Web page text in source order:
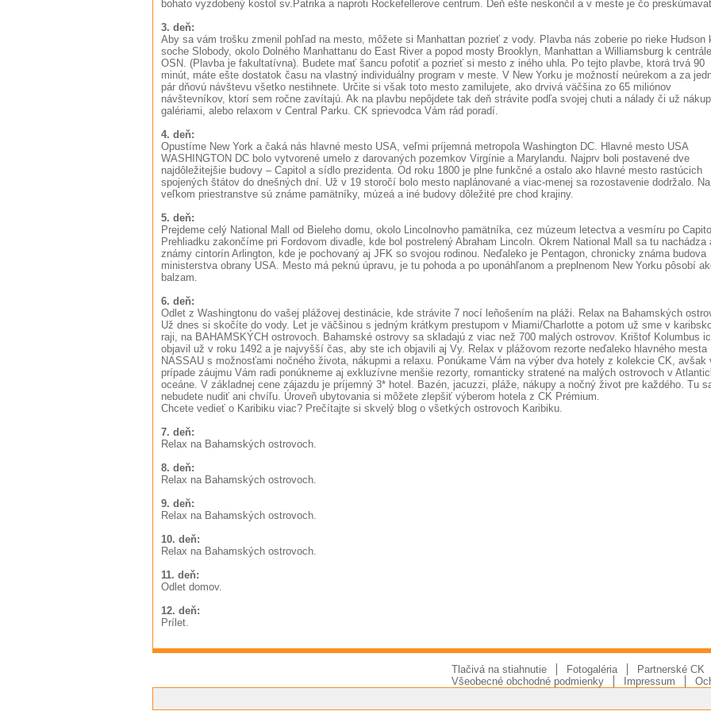
bohato vyzdobený kostol sv.Patrika a naproti Rockefellerove centrum. Deň ešte neskončil a v meste je čo
3. deň:
Aby sa vám trošku zmenil pohľad na mesto, môžete si Manhattan pozrieť z vody. Plavba nás zoberie po rieke Hudson
soche Slobody, okolo Dolného Manhattanu do East River a popod mosty Brooklyn, Manhattan a Williamsburg k centrále
OSN. (Plavba je fakultatívna). Budete mať šancu pofotiť a pozrieť si mesto z iného uhla. Po tejto plavbe, ktorá trvá 90
minút, máte ešte dostatok času na vlastný individuálny program v meste. V New Yorku je možností neúrekom a za
pár dňovú návštevu všetko nestihnete. Určite si však toto mesto zamilujete, ako drvivá väčšina zo 65 miliónov
návštevníkov, ktorí sem ročne zavítajú. Ak na plavbu nepôjdete tak deň strávite podľa svojej chuti a nálady či už
galériami, alebo relaxom v Central Parku. CK sprievodca Vám rád poradí.
4. deň:
Opustíme New York a čaká nás hlavné mesto USA, veľmi príjemná metropola Washington DC. Hlavné mesto USA
WASHINGTON DC bolo vytvorené umelo z darovaných pozemkov Virgínie a Marylandu. Najprv boli postavené dve
najdôležitejšie budovy – Capitol a sídlo prezidenta. Od roku 1800 je plne funkčné a ostalo ako hlavné mesto rastúcich
spojených štátov do dnešných dní. Už v 19 storočí bolo mesto naplánované a viac-menej sa rozostavenie dodržalo. Na
veľkom priestranstve sú známe pamätníky, múzeá a iné budovy dôležité pre chod krajiny.
5. deň:
Prejdeme celý National Mall od Bieleho domu, okolo Lincolnovho pamätníka, cez múzeum letectva a vesmíru po
Prehliadku zakončíme pri Fordovom divadle, kde bol postrelený Abraham Lincoln. Okrem National Mall sa tu nachádza
známy cintorín Arlington, kde je pochovaný aj JFK so svojou rodinou. Neďaleko je Pentagon, chronicky známa budova
ministerstva obrany USA. Mesto má peknú úpravu, je tu pohoda a po uponáhľanom a preplnenom New Yorku pôsobí
balzam.
6. deň:
Odlet z Washingtonu do vašej plážovej destinácie, kde strávite 7 nocí leňošením na pláži. Relax na Bahamských
Už dnes si skočíte do vody. Let je väčšinou s jedným krátkym prestupom v Miami/Charlotte a potom už sme v
raji, na BAHAMSKÝCH ostrovoch. Bahamské ostrovy sa skladajú z viac než 700 malých ostrovov. Krištof Kolumbus
objavil už v roku 1492 a je najvyšší čas, aby ste ich objavili aj Vy. Relax v plážovom rezorte neďaleko hlavného mesta
NASSAU s možnosťami nočného života, nákupmi a relaxu. Ponúkame Vám na výber dva hotely z kolekcie CK, avšak
prípade záujmu Vám radi ponúkneme aj exkluzívne menšie rezorty, romanticky stratené na malých ostrovoch v
oceáne. V základnej cene zájazdu je príjemný 3* hotel. Bazén, jacuzzi, pláže, nákupy a nočný život pre každého. Tu
nebudete nudiť ani chvíľu. Úroveň ubytovania si môžete zlepšiť výberom hotela z CK Prémium.
Chcete vedieť o Karibiku viac? Prečítajte si skvelý blog o všetkých ostrovoch Karibiku.
7. deň:
Relax na Bahamských ostrovoch.
8. deň:
Relax na Bahamských ostrovoch.
9. deň:
Relax na Bahamských ostrovoch.
10. deň:
Relax na Bahamských ostrovoch.
11. deň:
Odlet domov.
12. deň:
Prílet.
Tlačivá na stiahnutie Fotogaléria Partnerské CK
Všeobecné obchodné podmienky
Impressum